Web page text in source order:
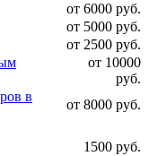
от 6000 руб.
от 5000 руб.
от 2500 руб.
от 10000
руб.
в
от 8000 руб.
1500 руб.